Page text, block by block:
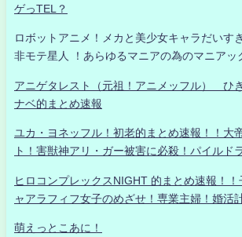
ゲっTEL？
ロボットアニメ！メカと美少女キャラだいす
非モテ星人 ！あらゆるマニアの為のマニアッ
アニゲタレスト（元祖！アニメッフル） ひ
ナベ的まとめ速報
ユカ・ヨネッフル！初老的まとめ速報！！大
ト！害獣神アリ・ガー被害に必殺！パイルド
ヒロコンプレックスNIGHT 的まとめ速報！
ャアラフィフ女子のめざせ！専業主婦！婚活
萌えっとこあに！